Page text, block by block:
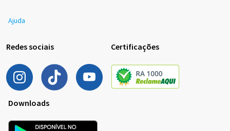
Ajuda
Redes sociais Certificações
Downloads